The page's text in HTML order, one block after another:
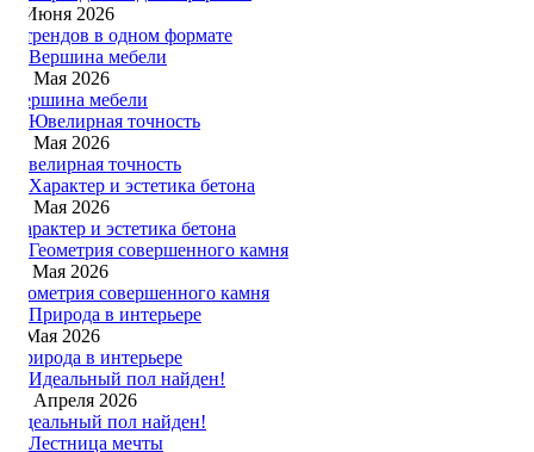
1 Июня 2026
5 трендов в одном формате
30 Мая 2026
Вершина мебели
24 Мая 2026
Ювелирная точность
16 Мая 2026
Характер и эстетика бетона
11 Мая 2026
Геометрия совершенного камня
1 Мая 2026
Природа в интерьере
24 Апреля 2026
Идеальный пол найден!